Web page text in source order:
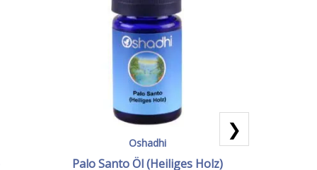
Oshadhi
Palo Santo Öl (Heiliges Holz)
❯